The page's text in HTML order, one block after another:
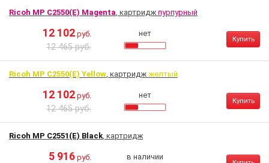
Ricoh MP C2550(E) Magenta, картридж пурпурный
12 102 руб.
12 465 руб.
нет
Купить
Ricoh MP C2550(E) Yellow, картридж желтый
12 102 руб.
12 465 руб.
нет
Купить
Ricoh MP C2551(E) Black, картридж
5 916 руб. в наличии